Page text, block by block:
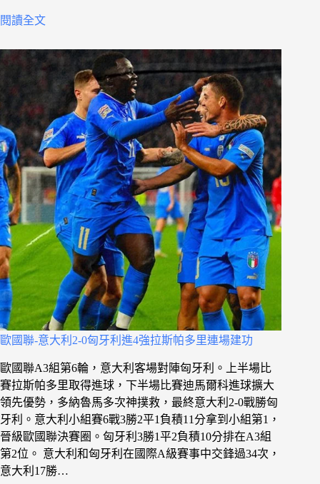
閱讀全文
歐國聯-意大利2-0匈牙利進4強拉斯帕多里連場建功
歐國聯A3組第6輪，意大利客場對陣匈牙利。上半場比
賽拉斯帕多里取得進球，下半場比賽迪馬爾科進球擴大
領先優勢，多納魯馬多次神撲救，最終意大利2-0戰勝匈
牙利。意大利小組賽6戰3勝2平1負積11分拿到小組第1，
晉級歐國聯決賽圈。匈牙利3勝1平2負積10分排在A3組
第2位。 意大利和匈牙利在國際A級賽事中交鋒過34次，
意大利17勝…